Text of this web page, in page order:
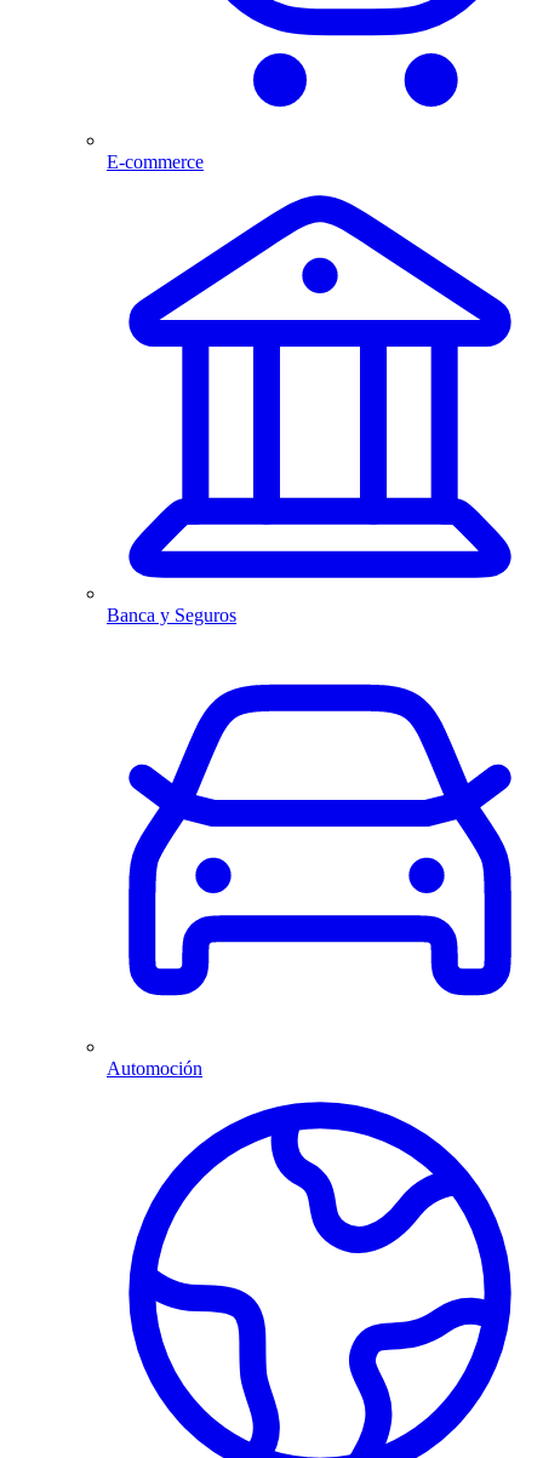
E-commerce
Banca y Seguros
Automoción